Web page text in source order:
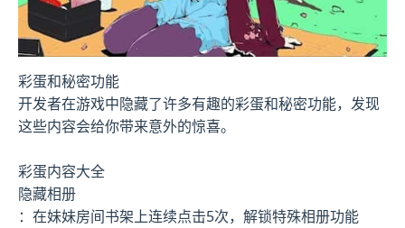
彩蛋和秘密功能
开发者在游戏中隐藏了许多有趣的彩蛋和秘密功能，发现
这些内容会给你带来意外的惊喜。
彩蛋内容大全
隐藏相册
：在妹妹房间书架上连续点击5次，解锁特殊相册功能